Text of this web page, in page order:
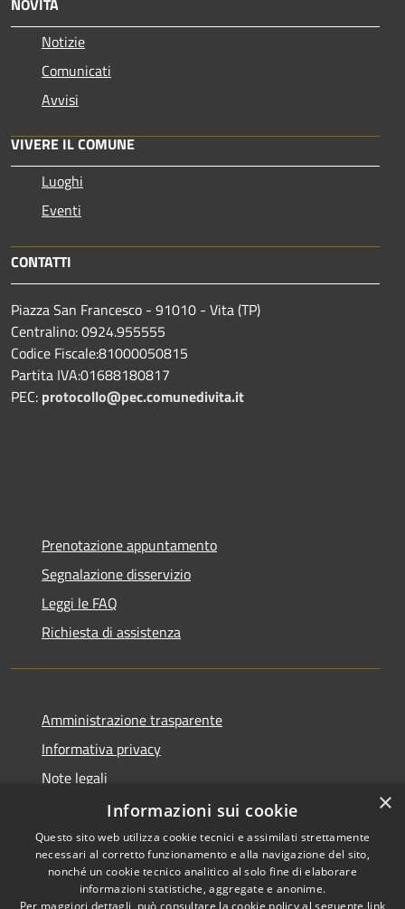
NOVITÀ
Notizie
Comunicati
Avvisi
VIVERE IL COMUNE
Luoghi
Eventi
CONTATTI
Piazza San Francesco - 91010 - Vita (TP)
Centralino: 0924.955555
Codice Fiscale:81000050815
Partita IVA:01688180817
PEC: protocollo@pec.comunedivita.it
Prenotazione appuntamento
Segnalazione disservizio
Leggi le FAQ
Richiesta di assistenza
Amministrazione trasparente
Informativa privacy
Note legali
Dichiarazione di accessibilità
RSS
Copyright © 2026 • Comune di
×
Informazioni sui cookie
Questo sito web utilizza cookie tecnici e assimilati strettamente
necessari al corretto funzionamento e alla navigazione del sito,
nonché un cookie tecnico analitico al solo fine di elaborare
informazioni statistiche, aggregate e anonime.
Per maggiori dettagli, può consultare la cookie policy al seguente link